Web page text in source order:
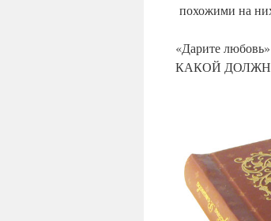
похожими на
«Дарите
КАКОЙ